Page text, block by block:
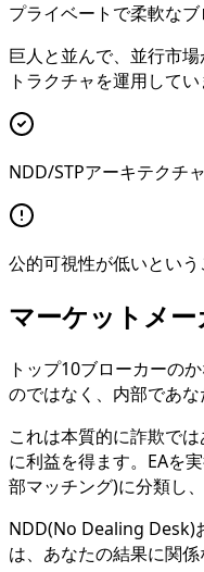
プライベートで柔軟な
巨人と並んで、並行市
トラクチャを運用して
NDD/STPアーキテクチ
公的可視性が低いとい
マーケットメ
トップ10ブローカーの
のではなく、内部であ
これは本質的に詐欺で
に利益を得ます。EAを
部マッチング)に分類し
NDD(No Dealing Desk)
は、あなたの結果に関